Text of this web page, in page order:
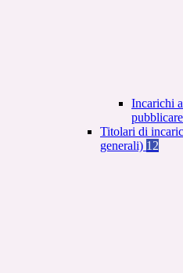
Incarichi
Titolari di
generali) 12